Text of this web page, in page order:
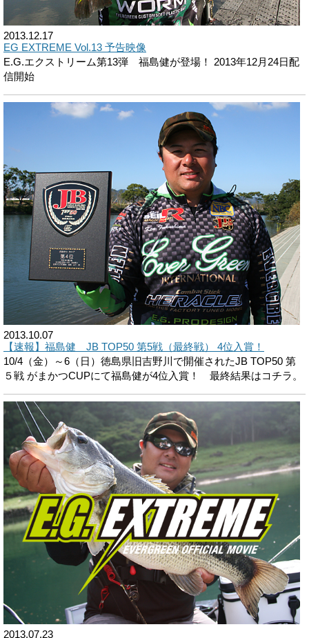
2013.12.17
EG EXTREME Vol.13 予告映像
E.G.エクストリーム第13弾 福島健が登場！ 2013年12月24日配
信開始
2013.10.07
【速報】福島健 JB TOP50 第5戦（最終戦） 4位入賞！
10/4（金）～6（日）徳島県旧吉野川で開催されたJB TOP50 第
５戦 がまかつCUPにて福島健が4位入賞！ 最終結果はコチラ。
2013.07.23